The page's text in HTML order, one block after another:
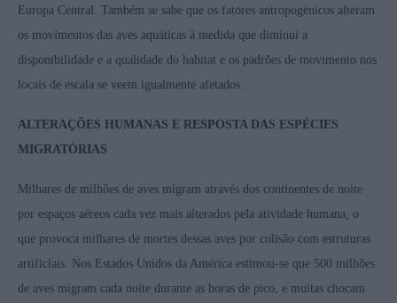
Europa Central. Também se sabe que os fatores antropogénicos alteram
os movimentos das aves aquáticas à medida que diminui a
disponibilidade e a qualidade do habitat e os padrões de movimento nos
locais de escala se veem igualmente afetados.
ALTERAÇÕES HUMANAS E RESPOSTA DAS ESPÉCIES
MIGRATÓRIAS
Milhares de milhões de aves migram através dos continentes de noite
por espaços aéreos cada vez mais alterados pela atividade humana, o
que provoca milhares de mortes dessas aves por colisão com estruturas
artificiais. Nos Estados Unidos da América estimou-se que 500 milhões
de aves migram cada noite durante as horas de pico, e muitas chocam